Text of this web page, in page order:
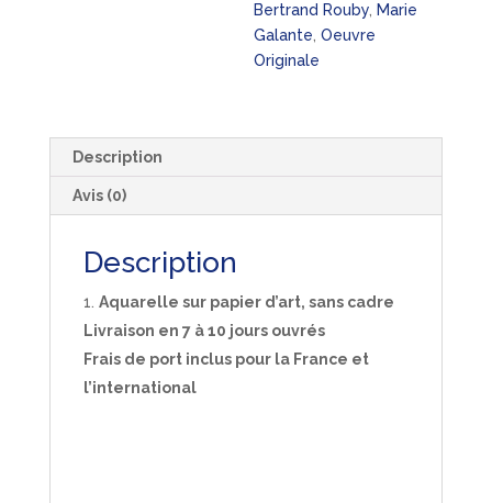
Bertrand Rouby Marie
Galante ,Oeuvre
Originale
Description
Avis (0)
Description
Aquarelle sur papier d’art, sans cadre
Livraison en 7 à 10 jours ouvrés
Frais de port inclus pour la France et
l’international